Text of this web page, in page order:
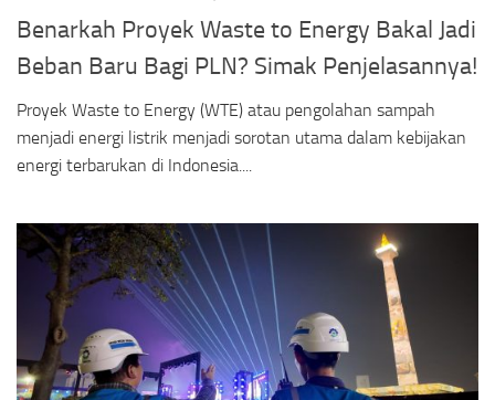
Benarkah Proyek Waste to Energy Bakal Jadi
Beban Baru Bagi PLN? Simak Penjelasannya!
Proyek Waste to Energy (WTE) atau pengolahan sampah
menjadi energi listrik menjadi sorotan utama dalam kebijakan
energi terbarukan di Indonesia....